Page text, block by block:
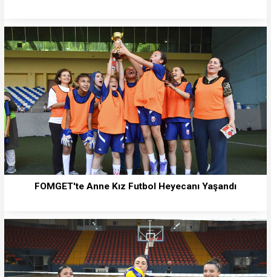
FOMGET'te Anne Kız Futbol Heyecanı Yaşandı